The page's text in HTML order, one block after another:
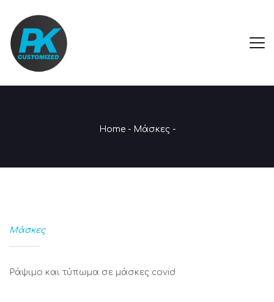
Home- Μάσκες-
Μάσκες
Ράψιμο και τύπωμα σε μάσκες covid